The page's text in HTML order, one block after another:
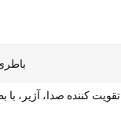
تقویت کننده صدا، آژیر،